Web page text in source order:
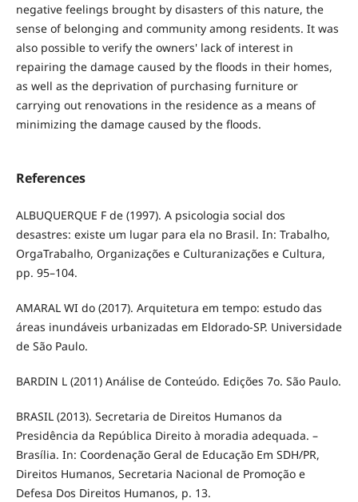
negative feelings brought by disasters of this nature, the
sense of belonging and community among residents. It was
also possible to verify the owners' lack of interest in
repairing the damage caused by the floods in their homes,
as well as the deprivation of purchasing furniture or
carrying out renovations in the residence as a means of
minimizing the damage caused by the floods.
References
ALBUQUERQUE F de (1997). A psicologia social dos
desastres: existe um lugar para ela no Brasil. In: Trabalho,
OrgaTrabalho, Organizações e Culturanizações e Cultura,
pp. 95–104.
AMARAL WI do (2017). Arquitetura em tempo: estudo das
áreas inundáveis urbanizadas em Eldorado-SP. Universidade
de São Paulo.
BARDIN L (2011) Análise de Conteúdo. Edições 7o. São Paulo.
BRASIL (2013). Secretaria de Direitos Humanos da
Presidência da República Direito à moradia adequada. –
Brasília. In: Coordenação Geral de Educação Em SDH/PR,
Direitos Humanos, Secretaria Nacional de Promoção e
Defesa Dos Direitos Humanos, p. 13.